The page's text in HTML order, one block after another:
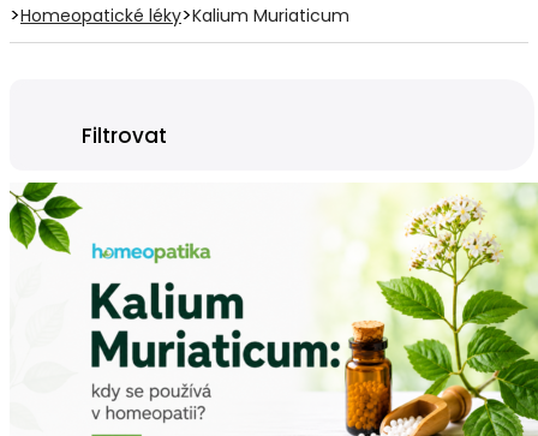
>Homeopatické léky>Kalium Muriaticum
Filtrovat